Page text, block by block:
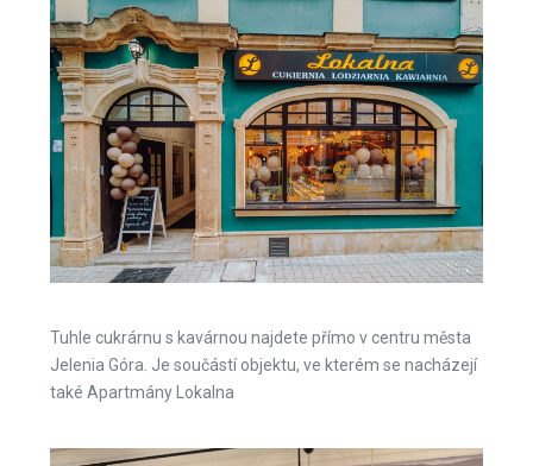
Tuhle cukrárnu s kavárnou najdete přímo v centru města
Jelenia Góra. Je součástí objektu, ve kterém se nacházejí
také Apartmány Lokalna